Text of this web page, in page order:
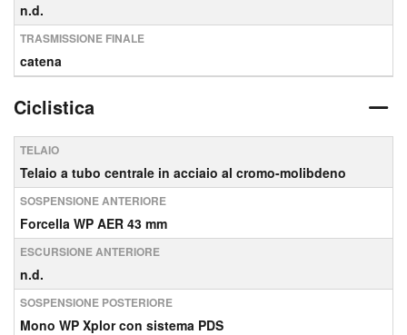
n.d.
TRASMISSIONE FINALE
catena
Ciclistica
TELAIO
Telaio a tubo centrale in acciaio al cromo-molibdeno
SOSPENSIONE ANTERIORE
Forcella WP AER 43 mm
ESCURSIONE ANTERIORE
n.d.
SOSPENSIONE POSTERIORE
Mono WP Xplor con sistema PDS